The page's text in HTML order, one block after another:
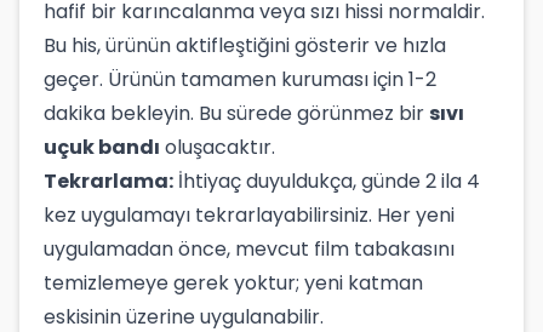
hafif bir karıncalanma veya sızı hissi normaldir.
Bu his, ürünün aktifleştiğini gösterir ve hızla
geçer. Ürünün tamamen kuruması için 1-2
dakika bekleyin. Bu sürede görünmez bir sıvı
uçuk bandı oluşacaktır.
Tekrarlama: İhtiyaç duyuldukça, günde 2 ila 4
kez uygulamayı tekrarlayabilirsiniz. Her yeni
uygulamadan önce, mevcut film tabakasını
temizlemeye gerek yoktur; yeni katman
eskisinin üzerine uygulanabilir.